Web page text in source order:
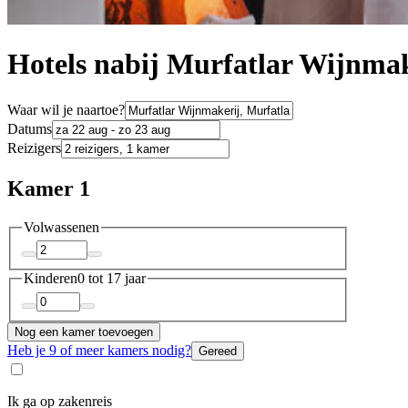
Hotels nabij Murfatlar
Waar wil je naartoe?
Datums
Reizigers
Kamer 1
Volwassenen
Kinderen0 tot 17 jaar
Nog een kamer toevoegen
Heb je 9 of meer kamers nodig? Gereed
Ik ga op zakenreis